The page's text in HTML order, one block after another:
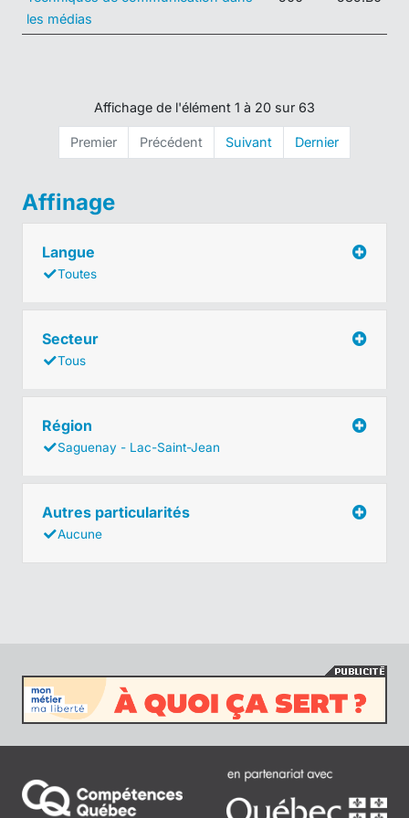
les médias
Affichage de l'élément 1 à 20 sur 63
Premier Précédent Suivant Dernier
Affinage
Langue
Toutes
Secteur
Tous
Région
Saguenay - Lac-Saint-Jean
Autres particularités
Aucune